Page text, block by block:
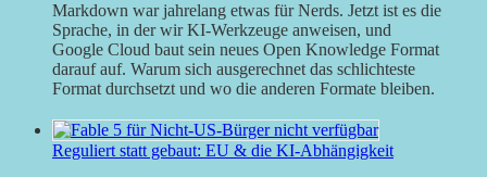
Markdown war jahrelang etwas für Nerds. Jetzt ist es die
Sprache, in der wir KI-Werkzeuge anweisen, und
Google Cloud baut sein neues Open Knowledge Format
darauf auf. Warum sich ausgerechnet das schlichteste
Format durchsetzt und wo die anderen Formate bleiben.
Reguliert statt gebaut: EU & die KI-Abhängigkeit